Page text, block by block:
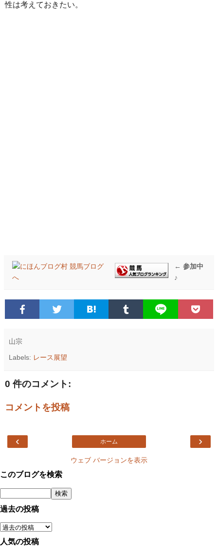
性は考えておきたい。
← 参加中
♪
山宗
Labels: レース展望
0 件のコメント:
コメントを投稿
‹ ›
ホーム
ウェブ バージョンを表示
このブログを検索
過去の投稿
人気の投稿